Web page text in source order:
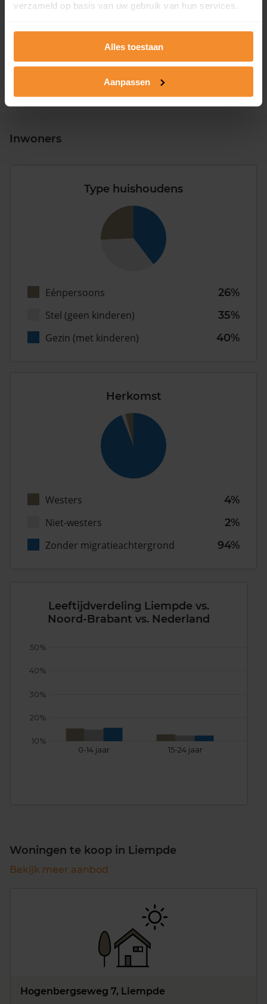
verzameld op basis van uw gebruik van hun services.
Alles toestaan
Aanpassen
2008 of later
7%
Inwoners
Type huishoudens
Eénpersoons
26%
Stel (geen kinderen)
35%
Gezin (met kinderen)
40%
Herkomst
Westers
4%
Niet-westers
2%
Zonder migratieachtergrond
94%
Leeftijdverdeling Liempde vs.
Noord-Brabant vs. Nederland
0-14 jaar 15-24 jaar
10%
20%
30%
40%
50%
Woningen te koop in Liempde
Bekijk meer aanbod
Hogenbergseweg 7, Liempde